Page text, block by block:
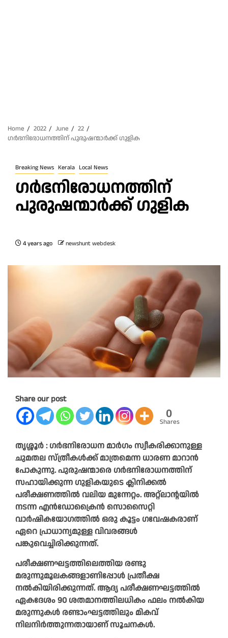
Home 2022 June
22
ഗർഭനിരോധനത്തിന് പുരുഷന്മാർക്ക് ഗുളിക
Breaking News Kerala Local News
ഗർഭനിരോധനത്തിന്
പുരുഷന്മാർക്ക് ഗുളിക
4 years ago newshunt webdesk
Share our post
0
Shares
തൃശ്ശൂർ : ഗർഭനിരോധന മാർഗം സ്വീകരിക്കാനുള്ള
ചുമതല സ്‌ത്രീകൾക്ക് മാത്രമെന്ന ധാരണ മാറാൻ
പോകുന്നു. പുരുഷന്മാരെ ഗർഭനിരോധനത്തിന്
സഹായിക്കുന്ന ഗുളികയുടെ ക്ലിനിക്കൽ
പരീക്ഷണത്തിൽ വലിയ മുന്നേറ്റം. അറ്റ്‌ലാന്റയിൽ
നടന്ന എൻഡോക്രൈൻ സൊസൈറ്റി
വാർഷികയോഗത്തിൽ ഒരു കൂട്ടം ഗവേഷകരാണ്
ഏറെ പ്രാധാന്യമുള്ള വിവരങ്ങൾ
പങ്കുവെച്ചിരിക്കുന്നത്.
പരീക്ഷണഘട്ടത്തിലെത്തിയ രണ്ടു
മരുന്നുമൂലകങ്ങളാണിപ്പോൾ പ്രതീക്ഷ
നൽകിയിരിക്കുന്നത്. ആദ്യ പരീക്ഷണഘട്ടത്തിൽ
ഏകദേശം 90 ശതമാനത്തിലധികം ഫലം നൽകിയ
മരുന്നുകൾ രണ്ടാംഘട്ടത്തിലും മികവ്
നിലനിർത്തുന്നതായാണ് സൂചനകൾ.